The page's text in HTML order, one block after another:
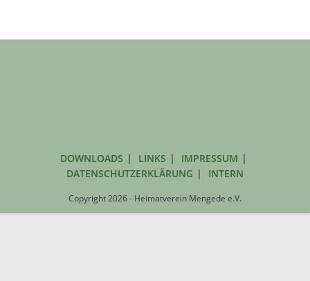
DOWNLOADS LINKS
IMPRESSUM
DATENSCHUTZERKLÄRUNG
INTERN
Copyright 2026 - Heimatverein Mengede e.V.